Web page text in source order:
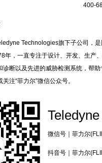
400-
Technologies旗下子公司，是
年，一直专注于设计、开发、生产
诊断以及先进的威胁检测系统，帮
关注“菲力尔”微信公众号。
微信号｜菲力尔
抖音号｜菲力尔